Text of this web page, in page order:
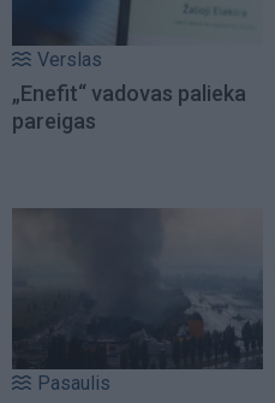
Verslas
„Enefit“ vadovas palieka
pareigas
Pasaulis